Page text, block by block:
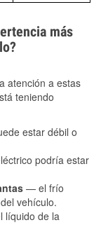
más
atención a estas
teniendo
estar débil o
podría estar
— el frío
vehículo.
líquido de la